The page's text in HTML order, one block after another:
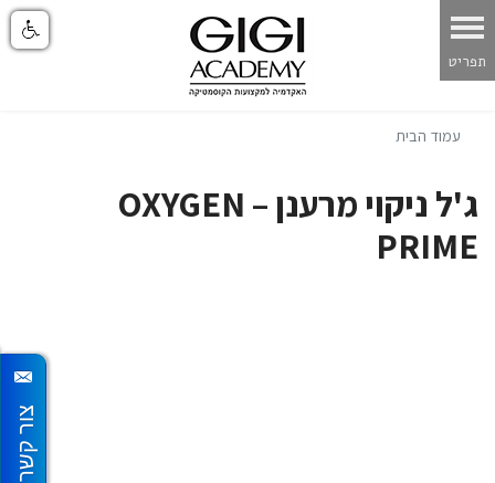
עמוד הבית
ג'ל ניקוי מרענן – OXYGEN
PRIME
צור קשר